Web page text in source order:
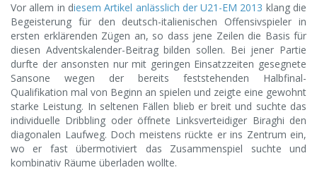
Vor allem in diesem Artikel anlässlich der U21-EM 2013 klang die
Begeisterung für den deutsch-italienischen Offensivspieler in
ersten erklärenden Zügen an, so dass jene Zeilen die Basis für
diesen Adventskalender-Beitrag bilden sollen. Bei jener Partie
durfte der ansonsten nur mit geringen Einsatzzeiten gesegnete
Sansone wegen der bereits feststehenden Halbfinal-
Qualifikation mal von Beginn an spielen und zeigte eine gewohnt
starke Leistung. In seltenen Fällen blieb er breit und suchte das
individuelle Dribbling oder öffnete Linksverteidiger Biraghi den
diagonalen Laufweg. Doch meistens rückte er ins Zentrum ein,
wo er fast übermotiviert das Zusammenspiel suchte und
kombinativ Räume überladen wollte.